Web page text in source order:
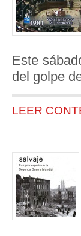
Este
del golpe
LEER